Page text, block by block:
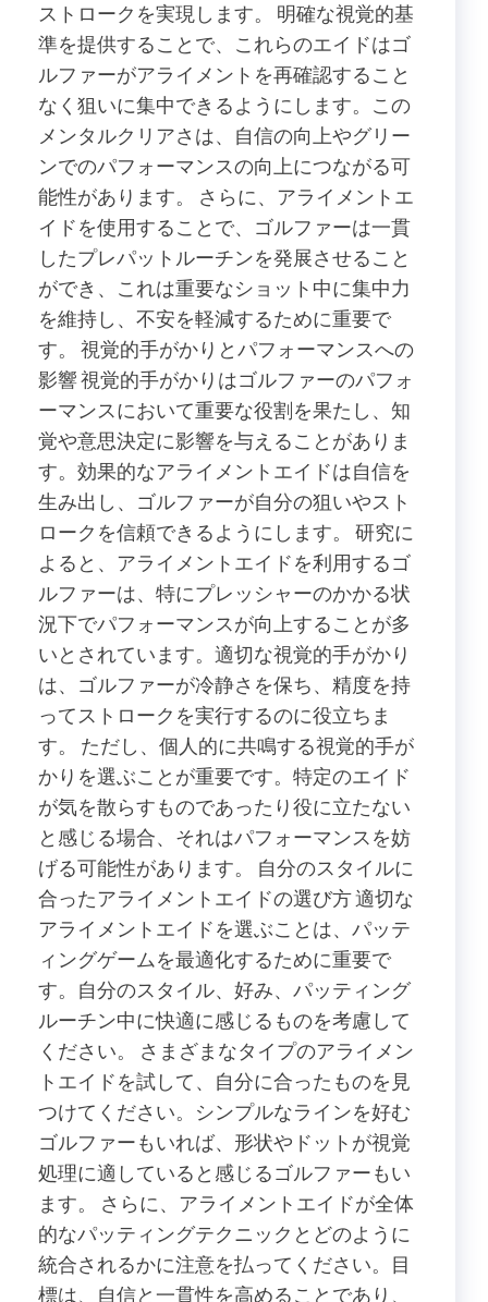
ストロークを実現します。 明確な視覚的基
準を提供することで、これらのエイドはゴ
ルファーがアライメントを再確認すること
なく狙いに集中できるようにします。この
メンタルクリアさは、自信の向上やグリー
ンでのパフォーマンスの向上につながる可
能性があります。 さらに、アライメントエ
イドを使用することで、ゴルファーは一貫
したプレパットルーチンを発展させること
ができ、これは重要なショット中に集中力
を維持し、不安を軽減するために重要で
す。 視覚的手がかりとパフォーマンスへの
影響 視覚的手がかりはゴルファーのパフォ
ーマンスにおいて重要な役割を果たし、知
覚や意思決定に影響を与えることがありま
す。効果的なアライメントエイドは自信を
生み出し、ゴルファーが自分の狙いやスト
ロークを信頼できるようにします。 研究に
よると、アライメントエイドを利用するゴ
ルファーは、特にプレッシャーのかかる状
況下でパフォーマンスが向上することが多
いとされています。適切な視覚的手がかり
は、ゴルファーが冷静さを保ち、精度を持
ってストロークを実行するのに役立ちま
す。 ただし、個人的に共鳴する視覚的手が
かりを選ぶことが重要です。特定のエイド
が気を散らすものであったり役に立たない
と感じる場合、それはパフォーマンスを妨
げる可能性があります。 自分のスタイルに
合ったアライメントエイドの選び方 適切な
アライメントエイドを選ぶことは、パッテ
ィングゲームを最適化するために重要で
す。自分のスタイル、好み、パッティング
ルーチン中に快適に感じるものを考慮して
ください。 さまざまなタイプのアライメン
トエイドを試して、自分に合ったものを見
つけてください。シンプルなラインを好む
ゴルファーもいれば、形状やドットが視覚
処理に適していると感じるゴルファーもい
ます。 さらに、アライメントエイドが全体
的なパッティングテクニックとどのように
統合されるかに注意を払ってください。目
標は、自信と一貫性を高めることであり、